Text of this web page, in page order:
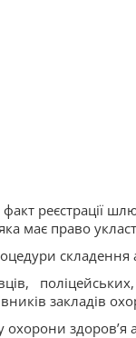
реєстрації
має право
складення
закладів
охорони